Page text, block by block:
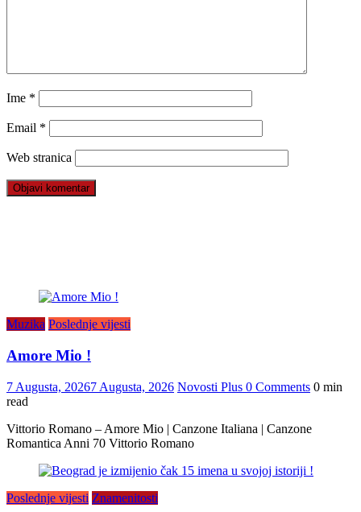
Ime *
Email *
Web stranica
Muzika Poslednje vijesti
Amore Mio !
7 Augusta, 20267 Augusta, 2026 Novosti Plus 0 Comments 0 min
read
Vittorio Romano – Amore Mio | Canzone Italiana | Canzone
Romantica Anni 70 Vittorio Romano
Poslednje vijesti Znamenitosti